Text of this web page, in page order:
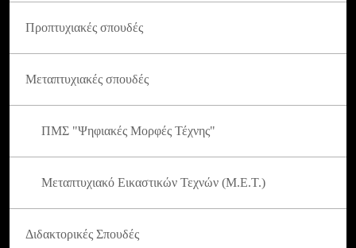
Προπτυχιακές σπουδές
Μεταπτυχιακές σπουδές
ΠΜΣ "Ψηφιακές Μορφές Τέχνης"
Μεταπτυχιακό Εικαστικών Τεχνών (Μ.Ε.Τ.)
Διδακτορικές Σπουδές